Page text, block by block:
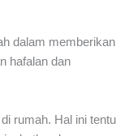
dalam memberikan
hafalan dan
rumah. Hal ini tentu